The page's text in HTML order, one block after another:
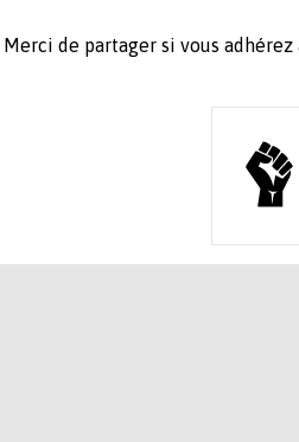
Merci de partager si vous